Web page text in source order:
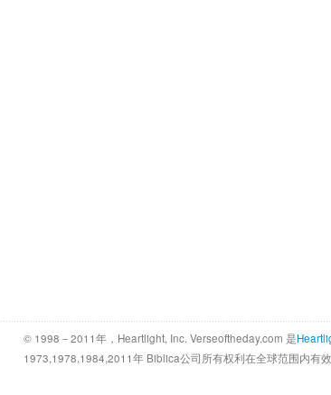
© 1998－2011年，Heartlight, Inc. Verseoftheday.com 是
1973,1978,1984,2011年 Biblica公司所有权利在全球范围内有效